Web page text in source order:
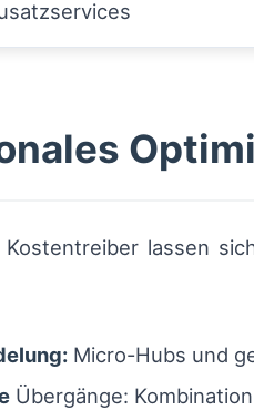
lassen
Micro-Hubs und
Übergänge: